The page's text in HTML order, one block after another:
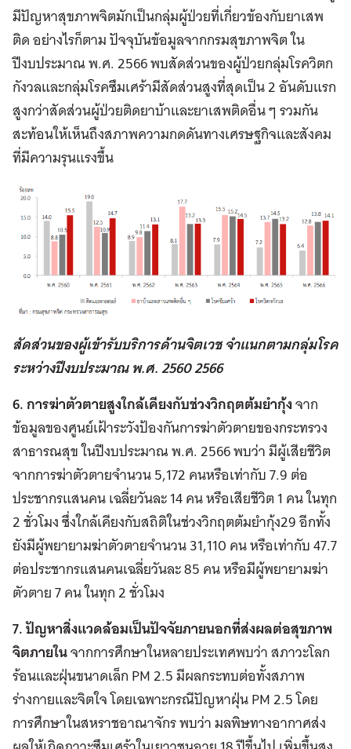
มีปัญหาสุขภาพจิตมักเป็นกลุ่มผู้ป่วยที่เกี่ยวข้องกับยาเสพ
ติด อย่างไรก็ตาม ปัจจุบันข้อมูลจากกรมสุขภาพจิต ใน
ปีงบประมาณ พ.ศ. 2566 พบสัดส่วนของผู้ป่วยกลุ่มโรควิตก
กังวลและกลุ่มโรคซึมเศร้ามีสัดส่วนสูงที่สุดเป็น 2 อันดับแรก
สูงกว่าสัดส่วนผู้ป่วยติดยาบ้าและยาเสพติดอื่น ๆ รวมกัน
สะท้อนให้เห็นถึงสภาพความกดดันทางเศรษฐกิจและสังคม
ที่มีความรุนแรงขึ้น
สัดส่วนของผู้เข้ารับบริการด้านจิตเวช จำแนกตามกลุ่มโรค
ระหว่างปีงบประมาณ พ.ศ. 2560 2566
6. การฆ่าตัวตายสูงใกล้เคียงกับช่วงวิกฤตต้มยำกุ้งจาก
ข้อมูลของศูนย์เฝ้าระวังป้องกันการฆ่าตัวตายของกระทรวง
สาธารณสุข ในปีงบประมาณ พ.ศ. 2566 พบว่า มีผู้เสียชีวิต
จากการฆ่าตัวตายจำนวน 5,172 คนหรือเท่ากับ 7.9 ต่อ
ประชากรแสนคน เฉลี่ยวันละ 14 คน หรือเสียชีวิต 1 คน ในทุก
2 ชั่วโมง ซึ่งใกล้เคียงกับสถิติในช่วงวิกฤตต้มยำกุ้ง29 อีกทั้ง
ยังมีผู้พยายามฆ่าตัวตายจำนวน 31,110 คน หรือเท่ากับ 47.7
ต่อประชากรแสนคนเฉลี่ยวันละ 85 คน หรือมีผู้พยายามฆ่า
ตัวตาย 7 คน ในทุก 2 ชั่วโมง
7. ปัญหาสิ่งแวดล้อมเป็นปัจจัยภายนอกที่ส่งผลต่อสุขภาพ
จิตภายในจากการศึกษาในหลายประเทศพบว่า สภาวะโลก
ร้อนและฝุ่นขนาดเล็ก PM 2.5 มีผลกระทบต่อทั้งสภาพ
ร่างกายและจิตใจ โดยเฉพาะกรณีปัญหาฝุ่น PM 2.5 โดย
การศึกษาในสหราชอาณาจักร พบว่า มลพิษทางอากาศส่ง